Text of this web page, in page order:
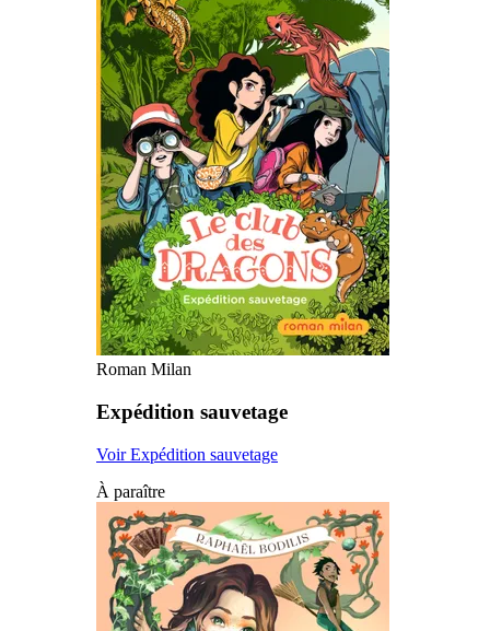
Roman Milan
Expédition sauvetage
Voir Expédition sauvetage
À paraître